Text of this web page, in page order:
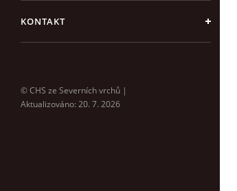
KONTAKT
© CHS ze Severních vrchů |
Aktualizováno: 20. 7. 2026